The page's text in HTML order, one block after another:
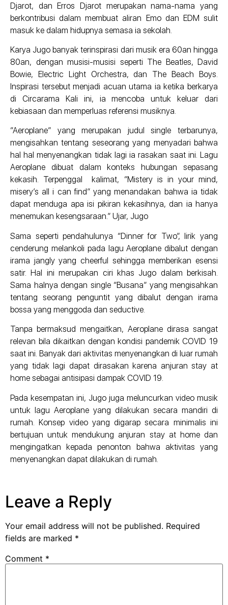
Djarot, dan Erros Djarot merupakan nama-nama yang
berkontribusi dalam membuat aliran Emo dan EDM sulit
masuk ke dalam hidupnya semasa ia sekolah.
Karya Jugo banyak terinspirasi dari musik era 60an hingga
80an, dengan musisi-musisi seperti The Beatles, David
Bowie, Electric Light Orchestra, dan The Beach Boys.
Inspirasi tersebut menjadi acuan utama ia ketika berkarya
di Circarama Kali ini, ia mencoba untuk keluar dari
kebiasaan dan memperluas referensi musiknya.
“Aeroplane” yang merupakan judul single terbarunya,
mengisahkan tentang seseorang yang menyadari bahwa
hal hal menyenangkan tidak lagi ia rasakan saat ini. Lagu
Aeroplane dibuat dalam konteks hubungan sepasang
kekasih. Terpenggal kalimat, “Mistery is in your mind,
misery’s all i can find” yang menandakan bahwa ia tidak
dapat menduga apa isi pikiran kekasihnya, dan ia hanya
menemukan kesengsaraan.” Ujar, Jugo
Sama seperti pendahulunya “Dinner for Two”, lirik yang
cenderung melankoli pada lagu Aeroplane dibalut dengan
irama jangly yang cheerful sehingga memberikan esensi
satir. Hal ini merupakan ciri khas Jugo dalam berkisah.
Sama halnya dengan single “Busana” yang mengisahkan
tentang seorang penguntit yang dibalut dengan irama
bossa yang menggoda dan seductive.
Tanpa bermaksud mengaitkan, Aeroplane dirasa sangat
relevan bila dikaitkan dengan kondisi pandemik COVID 19
saat ini. Banyak dari aktivitas menyenangkan di luar rumah
yang tidak lagi dapat dirasakan karena anjuran stay at
home sebagai antisipasi dampak COVID 19.
Pada kesempatan ini, Jugo juga meluncurkan video musik
untuk lagu Aeroplane yang dilakukan secara mandiri di
rumah. Konsep video yang digarap secara minimalis ini
bertujuan untuk mendukung anjuran stay at home dan
mengingatkan kepada penonton bahwa aktivitas yang
menyenangkan dapat dilakukan di rumah.
Leave a Reply
Your email address will not be published. Required
fields are marked *
Comment *